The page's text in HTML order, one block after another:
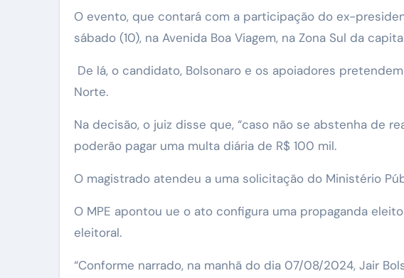
O evento, que contará com a participação do ex-
sábado (10), na Avenida Boa Viagem, na Zona Sul da
De lá, o candidato, Bolsonaro e os apoiadores
Norte.
Na decisão, o juiz disse que, “caso não se abstenha de
poderão pagar uma multa diária de R$ 100 mil.
O magistrado atendeu a uma solicitação do Ministério
O MPE apontou ue o ato configura uma propaganda
eleitoral.
“Conforme narrado, na manhã do dia 07/08/2024, Jair